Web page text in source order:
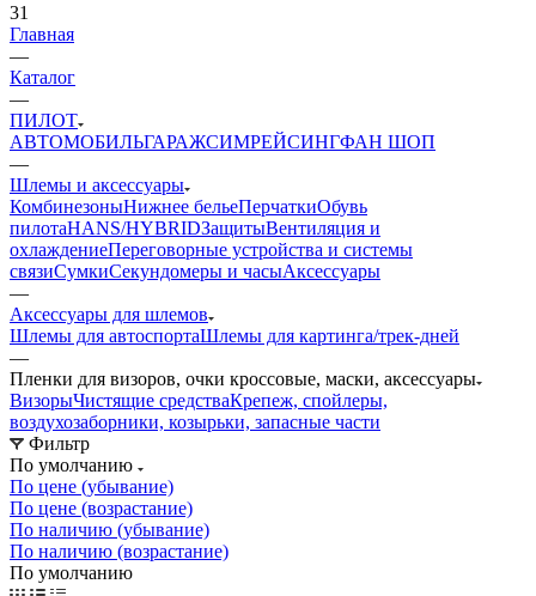
31
Главная
—
Каталог
—
ПИЛОТ
АВТОМОБИЛЬГАРАЖСИМРЕЙСИНГФАН ШОП
—
Шлемы и аксессуары
КомбинезоныНижнее бельеПерчаткиОбувь
пилотаHANS/HYBRIDЗащитыВентиляция и
охлаждениеПереговорные устройства и системы
связиСумкиСекундомеры и часыАксессуары
—
Аксессуары для шлемов
Шлемы для автоспортаШлемы для картинга/трек-дней
—
Пленки для визоров, очки кроссовые, маски, аксессуары
ВизорыЧистящие средстваКрепеж, спойлеры,
воздухозаборники, козырьки, запасные части
Фильтр
По умолчанию
По цене (убывание)
По цене (возрастание)
По наличию (убывание)
По наличию (возрастание)
По умолчанию